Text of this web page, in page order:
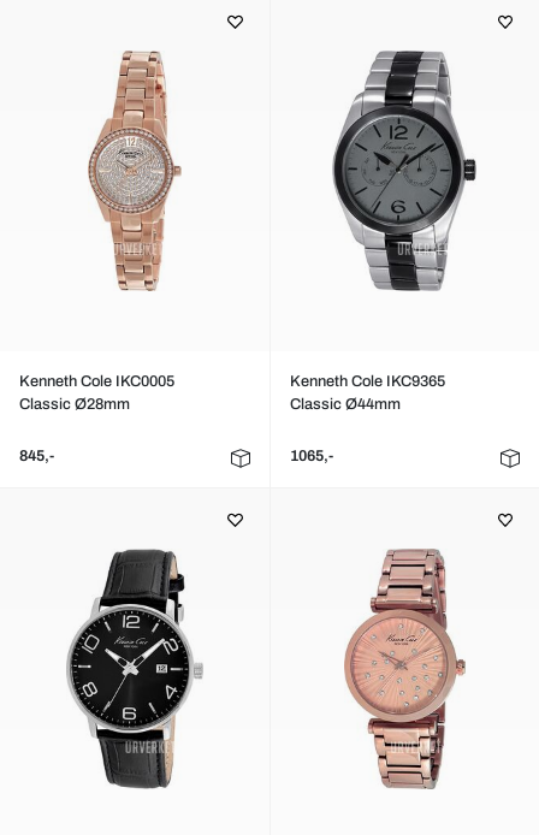
Kenneth Cole IKC0005
Classic Ø28mm
845,-
Kenneth Cole IKC9365
Classic Ø44mm
1065,-